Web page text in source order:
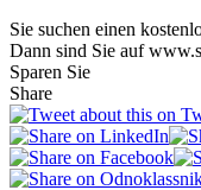
Sie suchen einen
Dann sind Sie auf
Sparen Sie
Share